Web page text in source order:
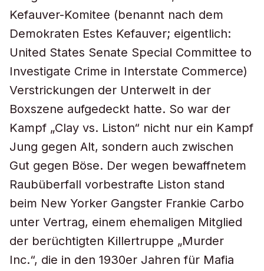
Kefauver-Komitee (benannt nach dem
Demokraten Estes Kefauver; eigentlich:
United States Senate Special Committee to
Investigate Crime in Interstate Commerce)
Verstrickungen der Unterwelt in der
Boxszene aufgedeckt hatte. So war der
Kampf „Clay vs. Liston“ nicht nur ein Kampf
Jung gegen Alt, sondern auch zwischen
Gut gegen Böse. Der wegen bewaffnetem
Raubüberfall vorbestrafte Liston stand
beim New Yorker Gangster Frankie Carbo
unter Vertrag, einem ehemaligen Mitglied
der berüchtigten Killertruppe „Murder
Inc.“, die in den 1930er Jahren für Mafia